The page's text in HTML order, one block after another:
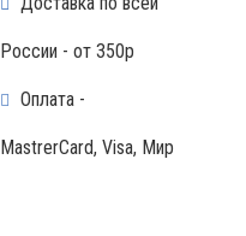
России - от 350р
Оплата -
MastrerCard, Visa, Мир